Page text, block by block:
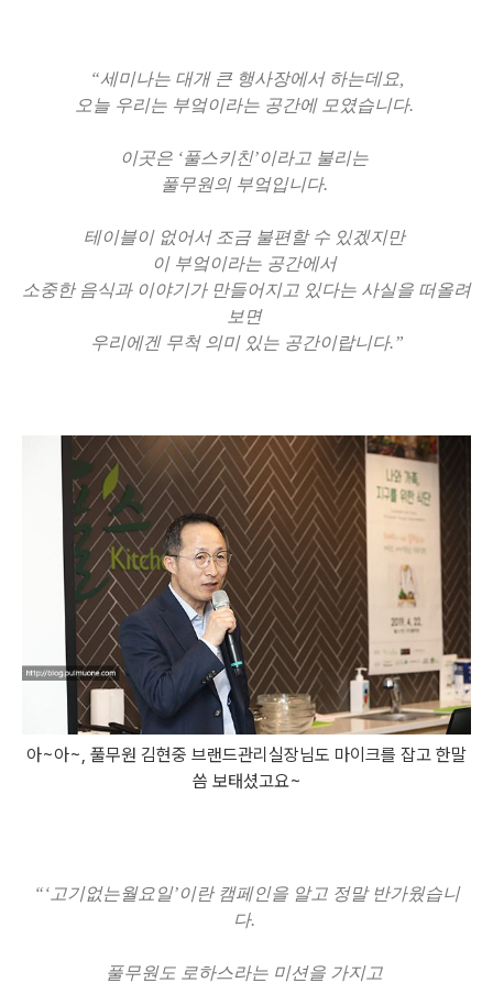
“세미나는 대개 큰 행사장에서 하는데요,
오늘 우리는 부엌이라는 공간에 모였습니다.
이곳은 ‘풀스키친’이라고 불리는
풀무원의 부엌입니다.
테이블이 없어서 조금 불편할 수 있겠지만
이 부엌이라는 공간에서
소중한 음식과 이야기가 만들어지고 있다는 사실을 떠올려
보면
우리에겐 무척 의미 있는 공간이랍니다.”
아~아~, 풀무원 김현중 브랜드관리실장님도 마이크를 잡고 한말
씀 보태셨고요~
“‘고기없는월요일’이란 캠페인을 알고 정말 반가웠습니
다.
풀무원도 로하스라는 미션을 가지고